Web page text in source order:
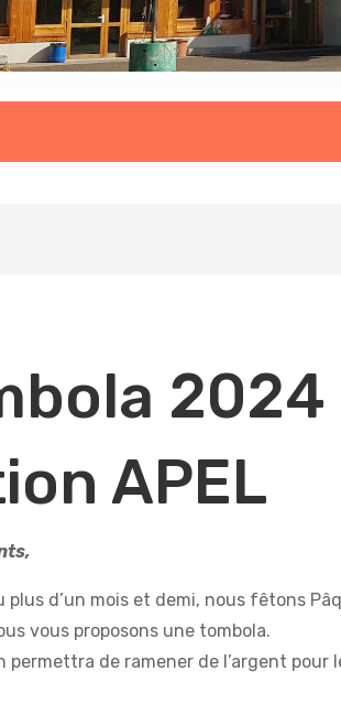
2024
APEL
plus d’un mois et demi, nous fêtons
vous proposons une tombola.
permettra de ramener de l’argent pour